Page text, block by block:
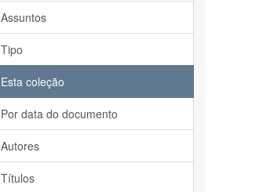
Assuntos
Tipo
Esta coleção
Por data do documento
Autores
Títulos